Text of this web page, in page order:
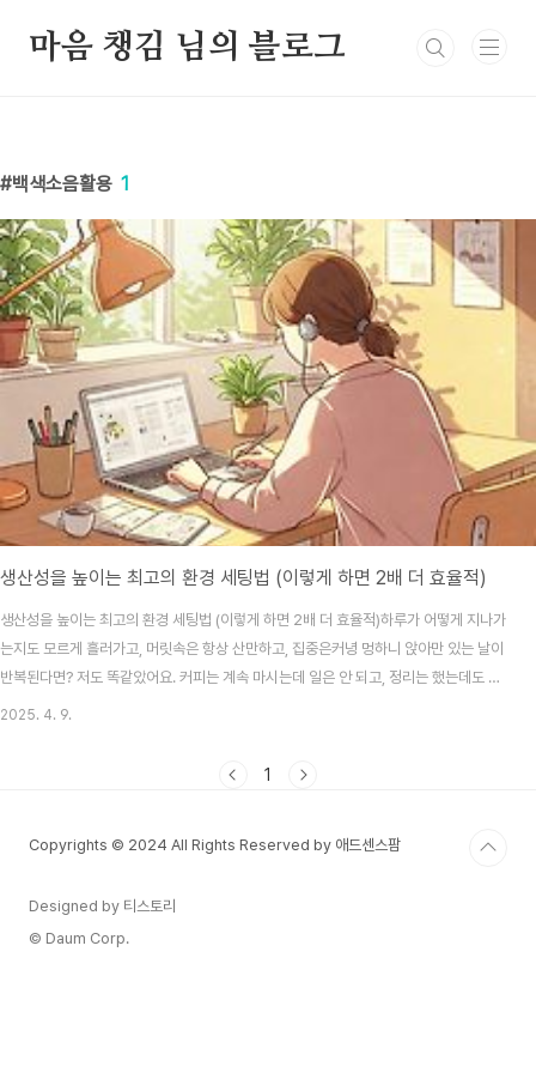
마음 챙김 님의 블로그
백색소음활용 1
생산성을 높이는 최고의 환경 세팅법 (이렇게 하면 2배 더 효율적)
생산성을 높이는 최고의 환경 세팅법 (이렇게 하면 2배 더 효율적)하루가 어떻게 지나가
는지도 모르게 흘러가고, 머릿속은 항상 산만하고, 집중은커녕 멍하니 앉아만 있는 날이
반복된다면? 저도 똑같았어요. 커피는 계속 마시는데 일은 안 되고, 정리는 했는데도 여
전히 어질러진 느낌… 그런데 어느 날, 정말 사소한 환경 변화 하나가 저를 완전히 바꿔
하더라도 정돈된 공간에서 하..
2025. 4. 9.
1
Copyrights © 2024 All Rights Reserved by 애드센스팜
Designed by 티스토리
© Daum Corp.